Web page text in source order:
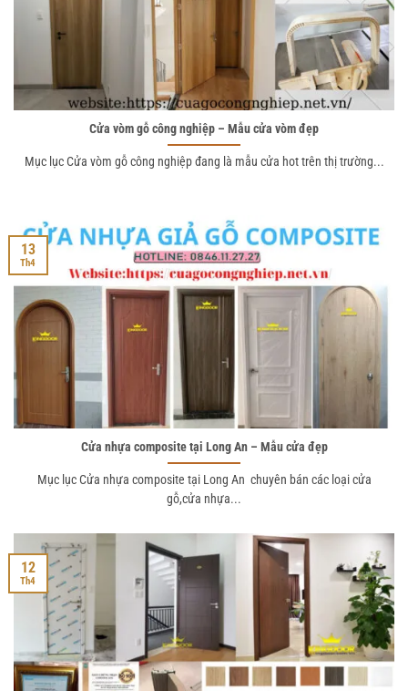
Cửa vòm gỗ công nghiệp – Mẫu cửa vòm đẹp
Mục lục Cửa vòm gỗ công nghiệp đang là mẫu cửa hot trên thị trường...
Cửa nhựa composite tại Long An – Mẫu cửa đẹp
Mục lục Cửa nhựa composite tại Long An chuyên bán các loại cửa
gỗ,cửa nhựa...
13
Th4
12
Th4